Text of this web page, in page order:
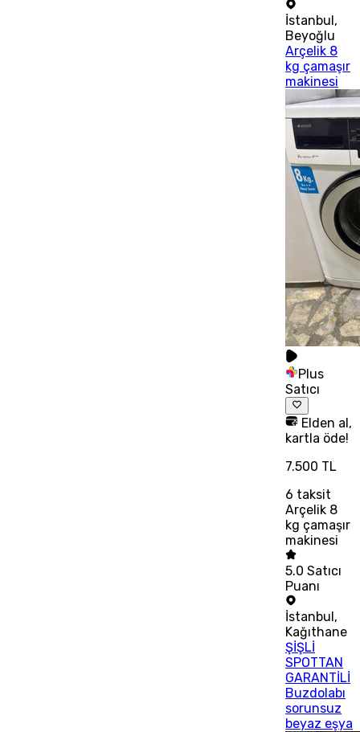
İstanbul,
Beyoğlu
Arçelik 8
kg çamaşır
makinesi
Plus
Satıcı
Elden al,
kartla öde!
7.500 TL
6 taksit
Arçelik 8
kg çamaşır
makinesi
5.0 Satıcı
Puanı
İstanbul,
Kağıthane
ŞİŞLİ
SPOTTAN
GARANTİLİ
Buzdolabı
sorunsuz
beyaz eşya